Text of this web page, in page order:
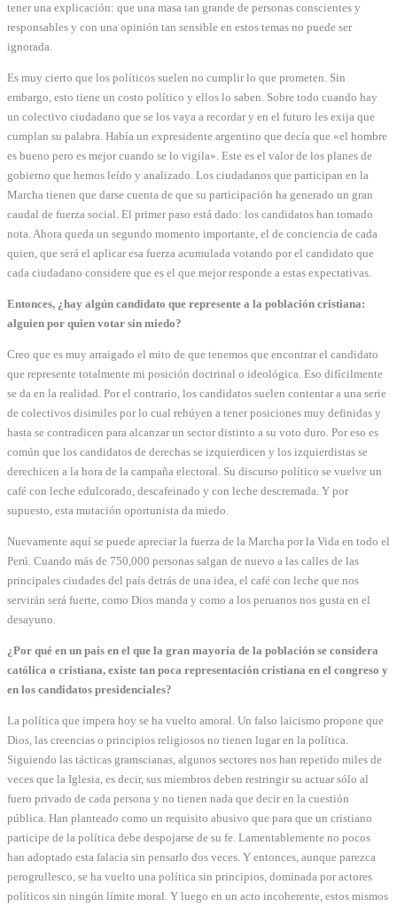
tener una explicación: que una masa tan grande de personas conscientes y
responsables y con una opinión tan sensible en estos temas no puede ser
ignorada.
Es muy cierto que los políticos suelen no cumplir lo que prometen. Sin
embargo, esto tiene un costo político y ellos lo saben. Sobre todo cuando hay
un colectivo ciudadano que se los vaya a recordar y en el futuro les exija que
cumplan su palabra. Había un expresidente argentino que decía que «el hombre
es bueno pero es mejor cuando se lo vigila». Este es el valor de los planes de
gobierno que hemos leído y analizado. Los ciudadanos que participan en la
Marcha tienen que darse cuenta de que su participación ha generado un gran
caudal de fuerza social. El primer paso está dado: los candidatos han tomado
nota. Ahora queda un segundo momento importante, el de conciencia de cada
quien, que será el aplicar esa fuerza acumulada votando por el candidato que
cada ciudadano considere que es el que mejor responde a estas expectativas.
Entonces, ¿hay algún candidato que represente a la población cristiana:
alguien por quien votar sin miedo?
Creo que es muy arraigado el mito de que tenemos que encontrar el candidato
que represente totalmente mi posición doctrinal o ideológica. Eso difícilmente
se da en la realidad. Por el contrario, los candidatos suelen contentar a una serie
de colectivos disimiles por lo cual rehúyen a tener posiciones muy definidas y
hasta se contradicen para alcanzar un sector distinto a su voto duro. Por eso es
común que los candidatos de derechas se izquierdicen y los izquierdistas se
derechicen a la hora de la campaña electoral. Su discurso político se vuelve un
café con leche edulcorado, descafeinado y con leche descremada. Y por
supuesto, esta mutación oportunista da miedo.
Nuevamente aquí se puede apreciar la fuerza de la Marcha por la Vida en todo el
Perú. Cuando más de 750,000 personas salgan de nuevo a las calles de las
principales ciudades del país detrás de una idea, el café con leche que nos
servirán será fuerte, como Dios manda y como a los peruanos nos gusta en el
desayuno.
¿Por qué en un país en el que la gran mayoría de la población se considera
católica o cristiana, existe tan poca representación cristiana en el congreso y
en los candidatos presidenciales?
La política que impera hoy se ha vuelto amoral. Un falso laicismo propone que
Dios, las creencias o principios religiosos no tienen lugar en la política.
Siguiendo las tácticas gramscianas, algunos sectores nos han repetido miles de
veces que la Iglesia, es decir, sus miembros deben restringir su actuar sólo al
fuero privado de cada persona y no tienen nada que decir en la cuestión
pública. Han planteado como un requisito abusivo que para que un cristiano
participe de la política debe despojarse de su fe. Lamentablemente no pocos
han adoptado esta falacia sin pensarlo dos veces. Y entonces, aunque parezca
perogrullesco, se ha vuelto una política sin principios, dominada por actores
políticos sin ningún límite moral. Y luego en un acto incoherente, estos mismos